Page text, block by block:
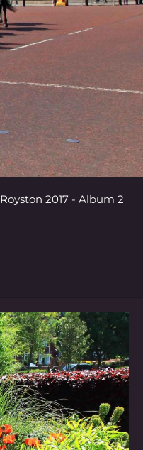
Royston 2017 - Album 2